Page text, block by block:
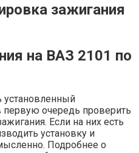
зажигания
на ВАЗ 2101 по
установленный
очередь проверить
Если на них есть
установку и
Подробнее о